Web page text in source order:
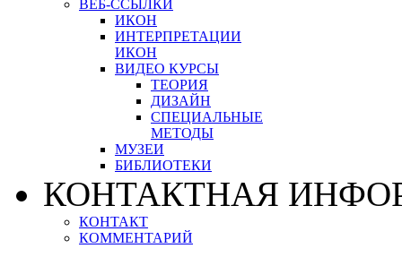
ВЕБ-ССЫЛКИ
ИКОН
ИНТЕРПРЕТАЦИИ
ИКОН
ВИДЕО КУРСЫ
ТЕОРИЯ
ДИЗАЙН
СПЕЦИАЛЬНЫЕ
МЕТОДЫ
МУЗЕИ
БИБЛИОТЕКИ
КОНТАКТНАЯ
КОНТАКТ
КОММЕНТАРИЙ